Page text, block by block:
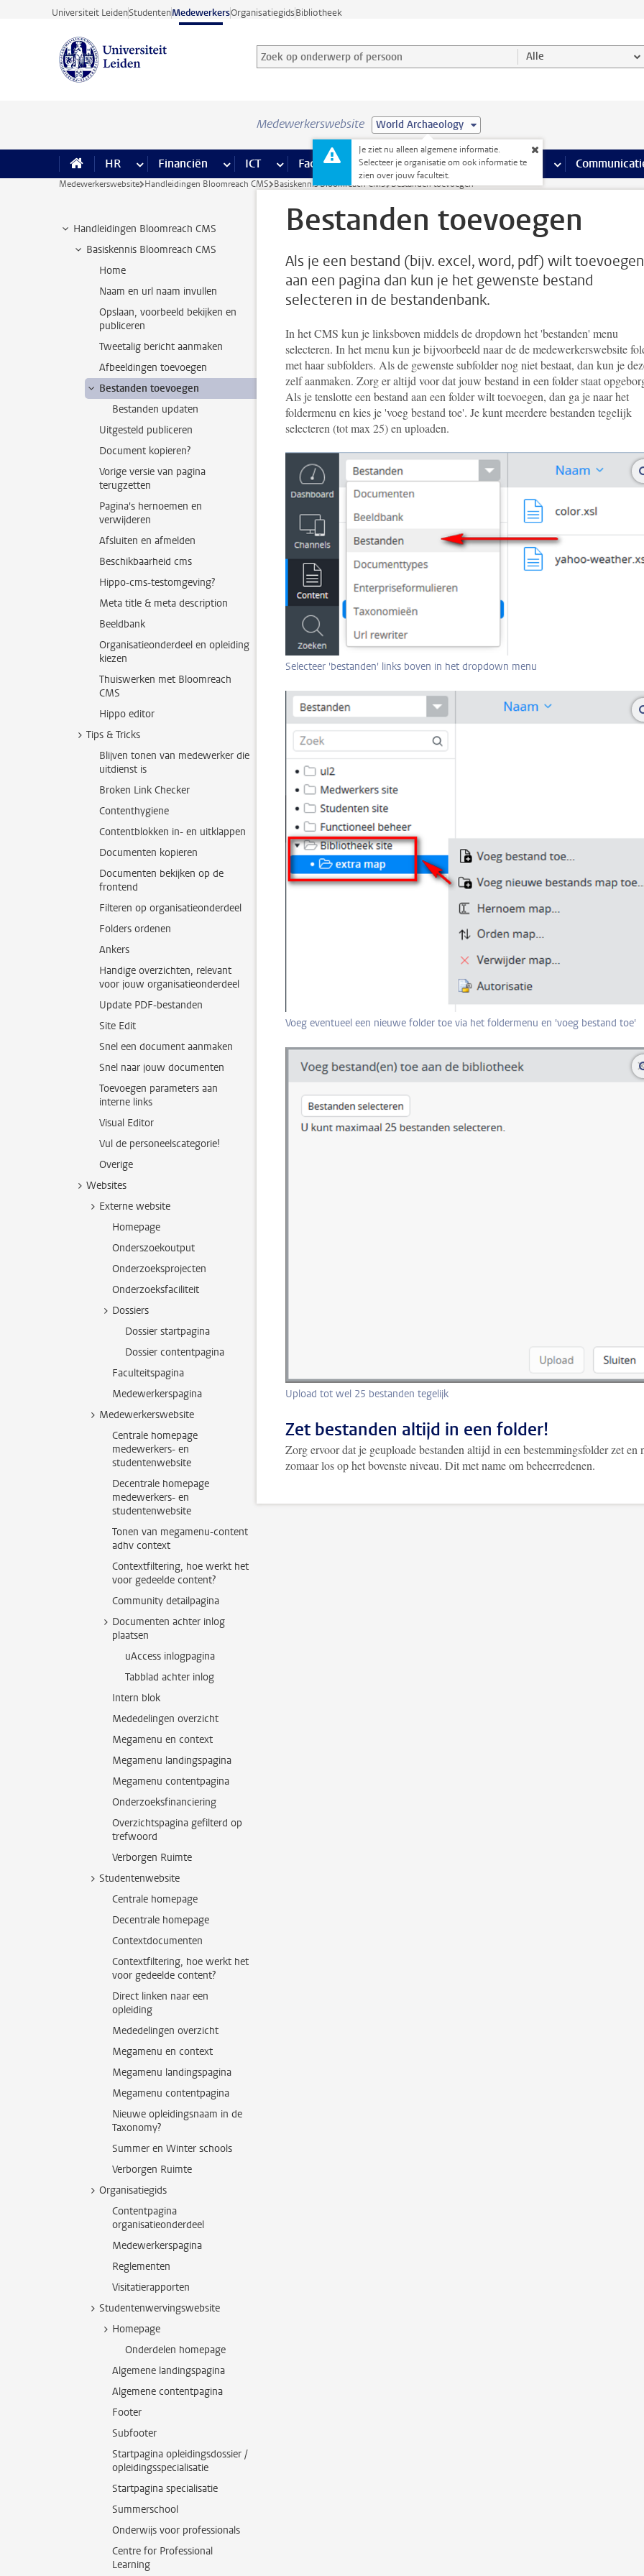
Ga direct naar de inhoud
Universiteit LeidenStudentenMedewerkersOrganisatiegidsBibliotheek
Zoek op onderwerp of persoon en selecteer categorie
Zoekterm Alle
Medewerkerswebsite World Archaeology
Je ziet nu alleen algemene informatie.
Selecteer je organisatie om ook informatie te
zien over jouw faculteit.
HR meer HR pagina’s
Financiën meer Financiën pagina’s
ICT meer ICT pagina’s
Faciliteiten meer Faciliteiten pagina’s
Onderwijs meer Onderwijs pagina’s
Onderzoek meer Onderzoek
Medewerkerswebsite Handleidingen Bloomreach CMS Basiskennis Bloomreach CMS Bestanden toevoegen
Handleidingen Bloomreach CMS
Basiskennis Bloomreach CMS
Home
Naam en url naam invullen
Opslaan, voorbeeld bekijken en
publiceren
Tweetalig bericht aanmaken
Afbeeldingen toevoegen
Bestanden toevoegen
Bestanden updaten
Uitgesteld publiceren
Document kopieren?
Vorige versie van pagina
terugzetten
Pagina's hernoemen en
verwijderen
Afsluiten en afmelden
Beschikbaarheid cms
Hippo-cms-testomgeving?
Meta title & meta description
Beeldbank
Organisatieonderdeel en opleiding
kiezen
Thuiswerken met Bloomreach
CMS
Hippo editor
Tips & Tricks
Blijven tonen van medewerker die
uitdienst is
Broken Link Checker
Contenthygiene
Contentblokken in- en uitklappen
Documenten kopieren
Documenten bekijken op de
frontend
Filteren op organisatieonderdeel
Folders ordenen
Ankers
Handige overzichten, relevant
voor jouw organisatieonderdeel
Update PDF-bestanden
Site Edit
Snel een document aanmaken
Snel naar jouw documenten
Toevoegen parameters aan
interne links
Visual Editor
Vul de personeelscategorie!
Overige
Websites
Externe website
Homepage
Onderszoekoutput
Onderzoeksprojecten
Onderzoeksfaciliteit
Dossiers
Dossier startpagina
Dossier contentpagina
Faculteitspagina
Medewerkerspagina
Medewerkerswebsite
Centrale homepage
medewerkers- en
studentenwebsite
Decentrale homepage
medewerkers- en
studentenwebsite
Tonen van megamenu-content
adhv context
Contextfiltering, hoe werkt het
voor gedeelde content?
Community detailpagina
Documenten achter inlog
plaatsen
uAccess inlogpagina
Tabblad achter inlog
Intern blok
Mededelingen overzicht
Megamenu en context
Megamenu landingspagina
Megamenu contentpagina
Onderzoeksfinanciering
Overzichtspagina gefilterd op
trefwoord
Verborgen Ruimte
Studentenwebsite
Centrale homepage
Decentrale homepage
Contextdocumenten
Contextfiltering, hoe werkt het
voor gedeelde content?
Direct linken naar een
opleiding
Mededelingen overzicht
Megamenu en context
Megamenu landingspagina
Megamenu contentpagina
Nieuwe opleidingsnaam in de
Taxonomy?
Summer en Winter schools
Verborgen Ruimte
Organisatiegids
Contentpagina
organisatieonderdeel
Medewerkerspagina
Reglementen
Visitatierapporten
Studentenwervingswebsite
Homepage
Onderdelen homepage
Algemene landingspagina
Algemene contentpagina
Footer
Subfooter
Startpagina opleidingsdossier /
opleidingsspecialisatie
Startpagina specialisatie
Summerschool
Onderwijs voor professionals
Centre for Professional
Learning
Bestanden toevoegen
Als je een bestand (bijv. excel, word, pdf) wilt toevoegen
aan een pagina dan kun je het gewenste bestand
selecteren in de bestandenbank.
In het CMS kun je linksboven middels de dropdown het 'bestanden' menu
selecteren. In het menu kun je bijvoorbeeld naar de de medewerkerswebsite
met haar subfolders. Als de gewenste subfolder nog niet bestaat, dan kun je
zelf aanmaken. Zorg er altijd voor dat jouw bestand in een folder staat
Als je tenslotte een bestand aan een folder wilt toevoegen, dan ga je naar het
foldermenu en kies je 'voeg bestand toe'. Je kunt meerdere bestanden tegelijk
selecteren (tot max 25) en uploaden.
Selecteer 'bestanden' links boven in het dropdown menu
Voeg eventueel een nieuwe folder toe via het foldermenu en 'voeg bestand toe'
Upload tot wel 25 bestanden tegelijk
Zet bestanden altijd in een folder!
Zorg ervoor dat je geuploade bestanden altijd in een bestemmingsfolder zet en
zomaar los op het bovenste niveau. Dit met name om beheerredenen.